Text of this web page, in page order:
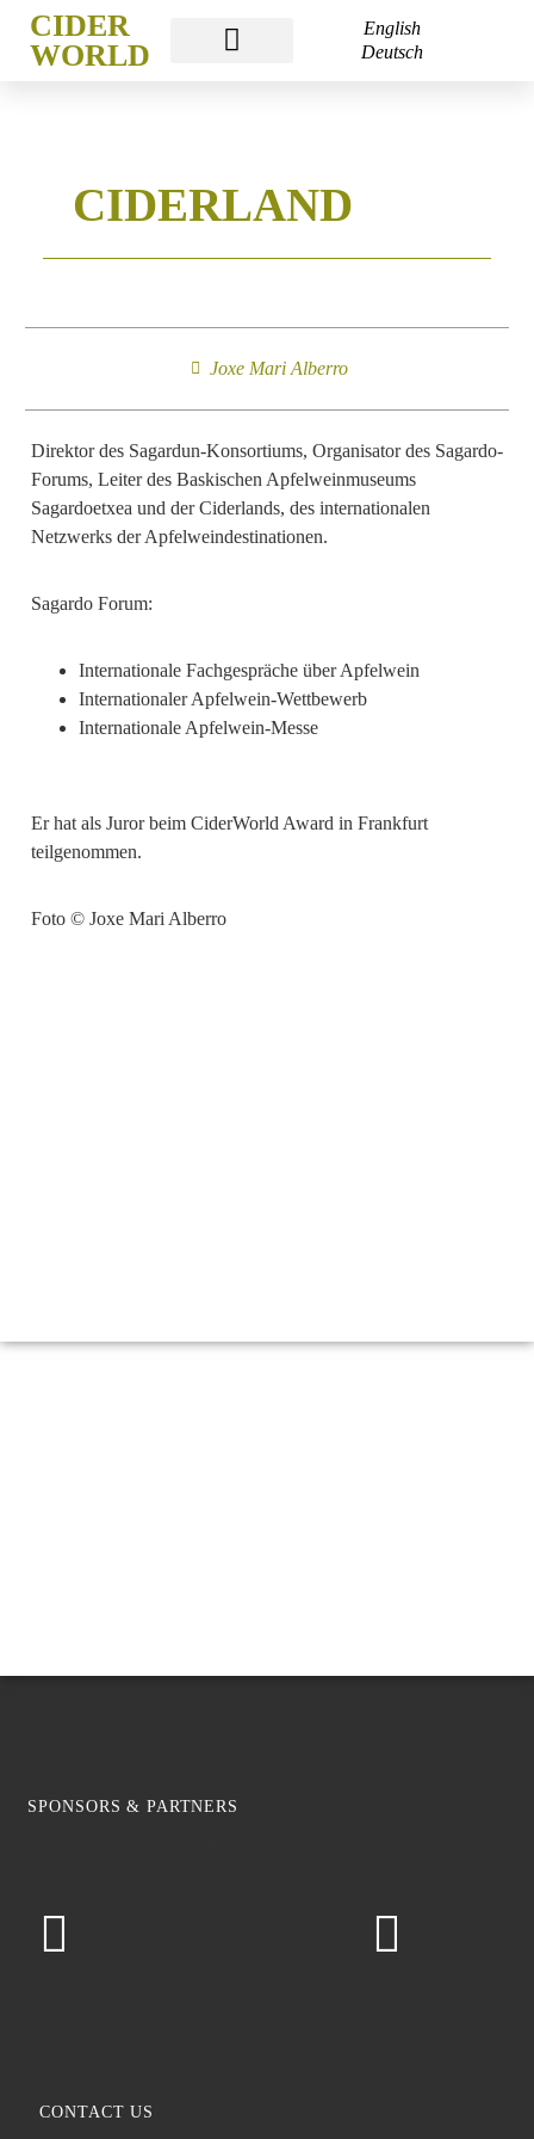
CIDER
WORLD
English
Deutsch
CIDERLAND
Joxe Mari Alberro
Direktor des Sagardun-Konsortiums, Organisator des Sagardo-
Forums, Leiter des Baskischen Apfelweinmuseums
Sagardoetxea und der Ciderlands, des internationalen
Netzwerks der Apfelweindestinationen.
Sagardo Forum:
Internationale Fachgespräche über Apfelwein
Internationaler Apfelwein-Wettbewerb
Internationale Apfelwein-Messe
Er hat als Juror beim CiderWorld Award in Frankfurt
teilgenommen.
Foto © Joxe Mari Alberro
SPONSORS & PARTNERS
CONTACT US